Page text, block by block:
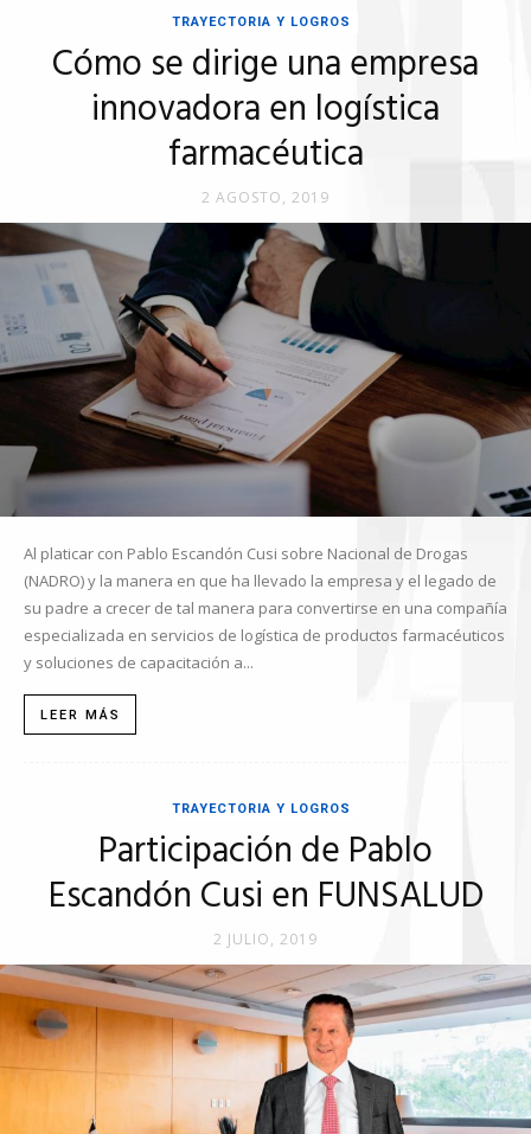
TRAYECTORIA Y LOGROS
Cómo se dirige una empresa
innovadora en logística
farmacéutica
2 AGOSTO, 2019
Al platicar con Pablo Escandón Cusi sobre Nacional de Drogas
(NADRO) y la manera en que ha llevado la empresa y el legado de
su padre a crecer de tal manera para convertirse en una compañía
especializada en servicios de logística de productos farmacéuticos
y soluciones de capacitación a...
LEER MÁS
TRAYECTORIA Y LOGROS
Participación de Pablo
Escandón Cusi en FUNSALUD
2 JULIO, 2019